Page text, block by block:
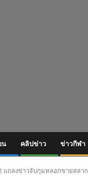
น คลิปข่าว ข่าวกีฬา
แถลงข่าวจับกุมหลอกขายสลา